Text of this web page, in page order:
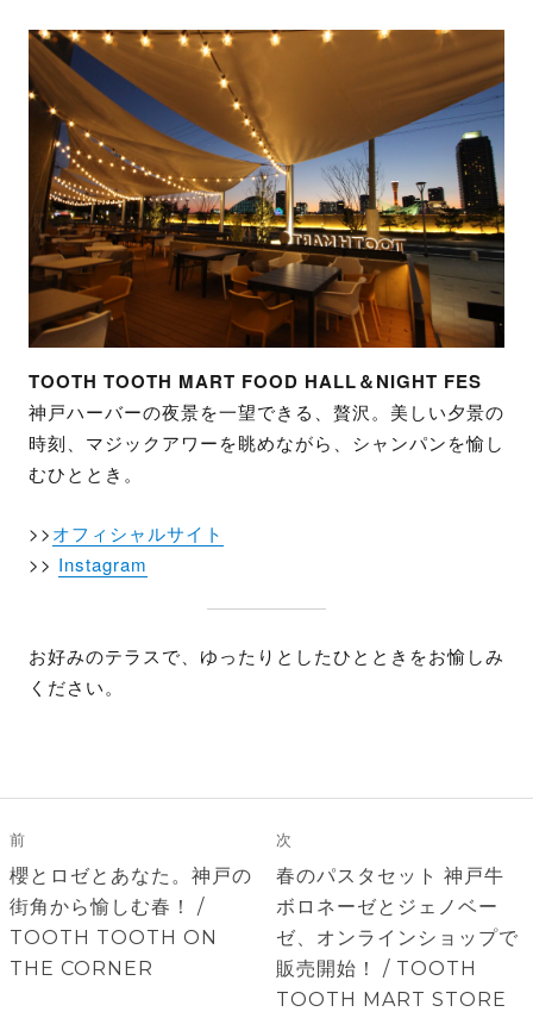
TOOTH TOOTH MART FOOD HALL＆NIGHT FES
神戸ハーバーの夜景を一望できる、贅沢。美しい夕景の
時刻、マジックアワーを眺めながら、シャンパンを愉し
むひととき。
>>オフィシャルサイト
>> Instagram
お好みのテラスで、ゆったりとしたひとときをお愉しみ
ください。
稿
ナ
ビ
ゲ
ー
前
前
の
投
稿:
櫻とロゼとあなた。神戸の
街角から愉しむ春！ /
TOOTH TOOTH ON
THE CORNER
次
次
の
投
稿:
春のパスタセット 神戸牛
ボロネーゼとジェノベー
ゼ、オンラインショップで
販売開始！ / TOOTH
TOOTH MART STORE